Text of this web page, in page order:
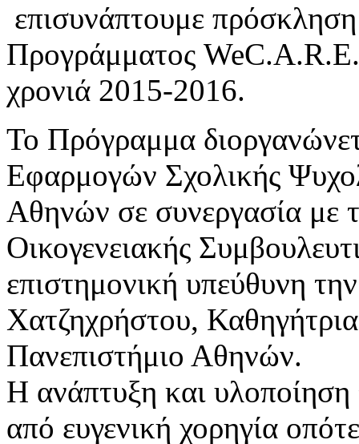
​επισυνάπτουμε
Προγράμματος WeC.A.R.E.
χρονιά 2015-2016​.
Το Πρόγραμμα
Εφαρμογών Σχολικής
Αθηνών σε συνεργασία με
Οικογενειακής
επιστημονική υπεύθυνη
Χατζηχρήστου,
Πανεπιστήμιο Αθηνών.​
Η ανάπτυξη και
από ευγενική χορηγία